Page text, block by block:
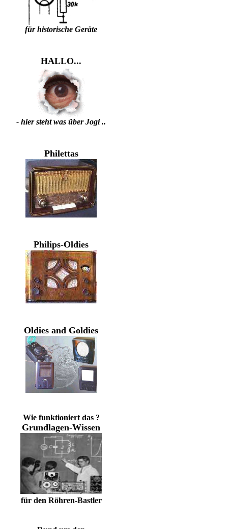
für historische Geräte
HALLO...
- hier steht was über Jogi ..
Philettas
Philips-Oldies
Oldies and Goldies
Wie funktioniert das ?
Grundlagen-Wissen
für den Röhren-Bastler